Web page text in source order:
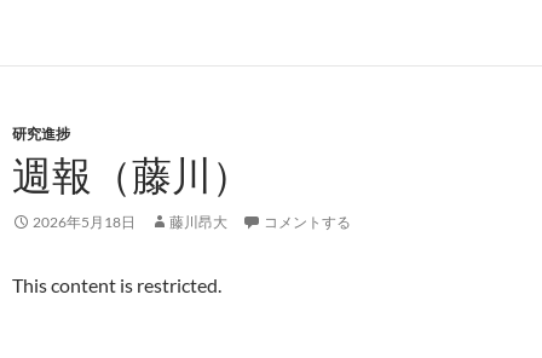
研究進捗
週報（藤川）
2026年5月18日 藤川昂大 コメントする
This content is restricted.